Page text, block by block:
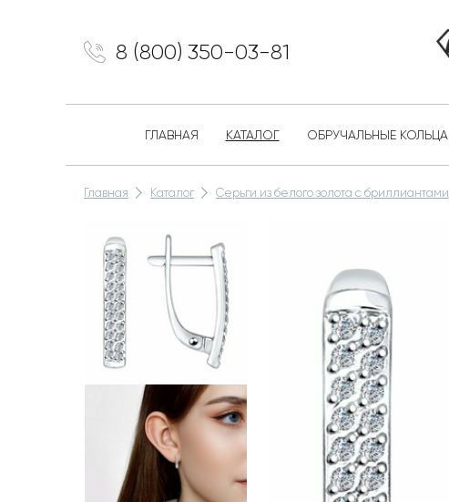
8 (800) 350-03-81
ГЛАВНАЯ КАТАЛОГ ОБРУЧАЛЬНЫЕ КОЛЬЦА
Главная Каталог Серьги из белого золота с бриллиантами